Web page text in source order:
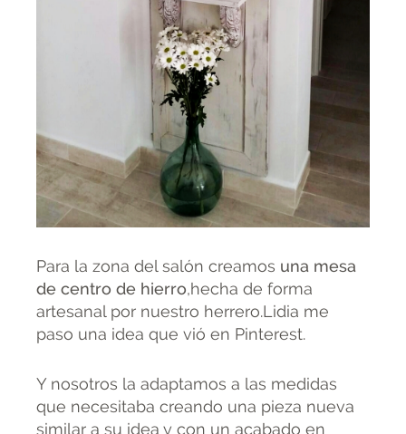
Para la zona del salón creamos una mesa
de centro de hierro,hecha de forma
artesanal por nuestro herrero.Lidia me
paso una idea que vió en Pinterest.
Y nosotros la adaptamos a las medidas
que necesitaba creando una pieza nueva
similar a su idea y con un acabado en